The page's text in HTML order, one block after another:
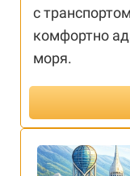
с
комфортно
моря.